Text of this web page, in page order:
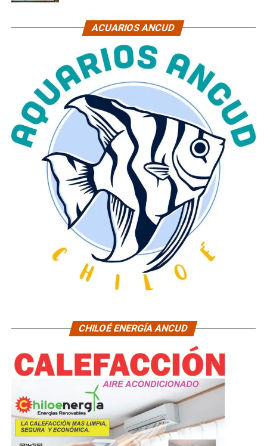
ACUARIOS ANCUD
CHILOÉ ENERGÍA ANCUD